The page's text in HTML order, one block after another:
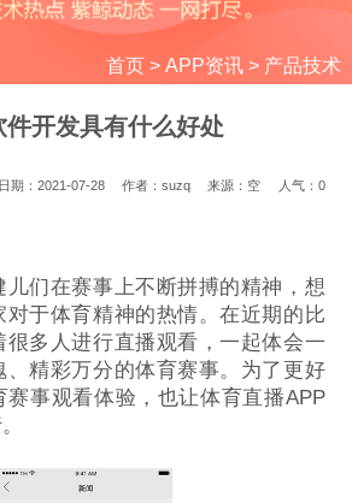
首页> APP资讯> 产品技术
开发具有什么好处
日期：2021-07-28 作者：suzq 来源：空 人气： 0
儿们在赛事上不断拼搏的精神，想
对于体育精神的热情。在近期的比
很多人进行直播观看，一起体会一
、精彩万分的体育赛事。为了更好
赛事观看体验，也让体育直播APP